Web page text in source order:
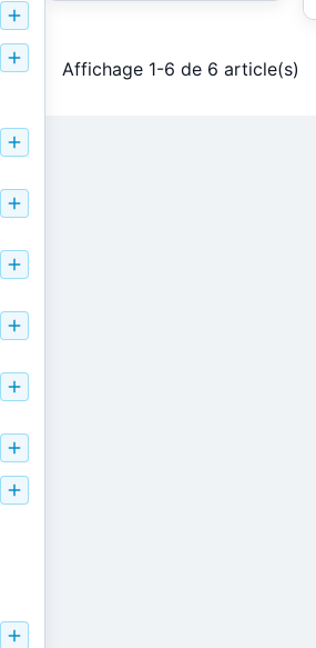
Affichage 1-6 de 6 article(s)









